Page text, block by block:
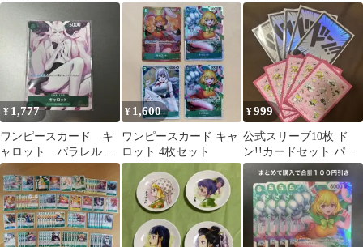
013
ルズエディション
¥ 1,777
ワンピースカード キ
ャロット パラレル
ガールズエディショ
ン プロモ
¥ 1,600
ワンピースカード キャ
ロット 4枚セット
¥999
公式スリーブ10枚 ド
ン!!カードセット パラ
レル